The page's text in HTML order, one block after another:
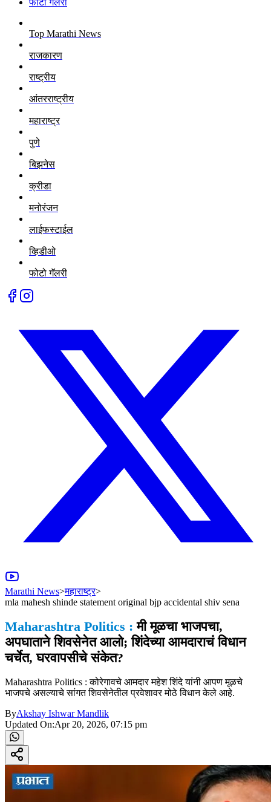
Top Marathi News
राजकारण
राष्ट्रीय
आंतरराष्ट्रीय
महाराष्ट्र
पुणे
बिझनेस
क्रीडा
मनोरंजन
लाईफस्टाईल
व्हिडीओ
फोटो गॅलरी
Marathi News>महाराष्ट्र>
mla mahesh shinde statement original bjp accidental shiv sena
Maharashtra Politics : मी मूळचा भाजपचा,
अपघाताने शिवसेनेत आलो; शिंदेच्या आमदाराचं विधान
चर्चेत, घरवापसीचे संकेत?
Maharashtra Politics : कोरेगावचे आमदार महेश शिंदे यांनी आपण मूळचे
भाजपचे असल्याचे सांगत शिवसेनेतील प्रवेशावर मोठे विधान केले आहे.
ByAkshay Ishwar Mandlik
Updated On:Apr 20, 2026, 07:15 pm